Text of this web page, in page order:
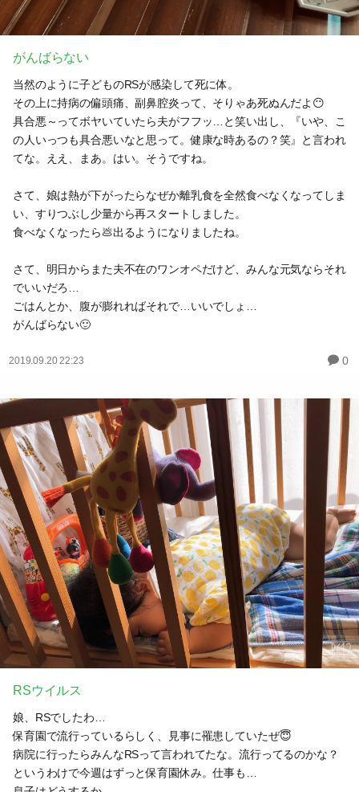
がんばらない
当然のように子どものRSが感染して死に体。
その上に持病の偏頭痛、副鼻腔炎って、そりゃあ死ぬんだよ😶
具合悪～ってボヤいていたら夫がフフッ…と笑い出し、『いや、こ
の人いっつも具合悪いなと思って。健康な時あるの？笑』と言われ
てな。ええ、まあ。はい。そうですね。
さて、娘は熱が下がったらなぜか離乳食を全然食べなくなってしま
い、すりつぶし少量から再スタートしました。
食べなくなったら💩出るようになりましたね。
さて、明日からまた夫不在のワンオペだけど、みんな元気ならそれ
でいいだろ…
ごはんとか、腹が膨れればそれで…いいでしょ…
がんばらない🙂
2019.09.20 22:23 0
RSウイルス
娘、RSでしたわ…
保育園で流行っているらしく、見事に罹患していたぜ😇
病院に行ったらみんなRSって言われてたな。流行ってるのかな？
というわけで今週はずっと保育園休み。仕事も…